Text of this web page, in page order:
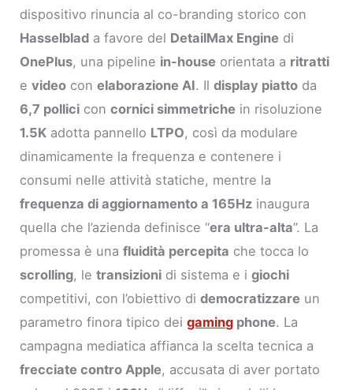
dispositivo rinuncia al co-branding storico con
Hasselblad a favore del DetailMax Engine di
OnePlus, una pipeline in-house orientata a ritratti
evideo conelaborazione AI. Ildisplay piatto da
6,7 pollici concornici simmetriche in risoluzione
1.5K adotta pannello LTPO, così da modulare
dinamicamente la frequenza e contenere i
consumi nelle attività statiche, mentre la
frequenza di aggiornamento a 165Hz inaugura
quella che l’azienda definisce “era ultra-alta”. La
promessa è unafluidità percepita che tocca lo
scrolling, letransizioni di sistema e igiochi
competitivi, con l’obiettivo didemocratizzare un
parametro finora tipico deigaming phone. La
campagna mediatica affianca la scelta tecnica a
frecciate contro Apple, accusata di aver portato